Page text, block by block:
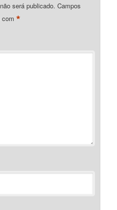
será publicado. Campos
com*